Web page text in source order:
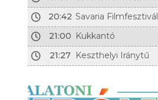
20:42 Savaria Filmfesztivál
21:00 Kukkantó
21:27 Keszthelyi Iránytű